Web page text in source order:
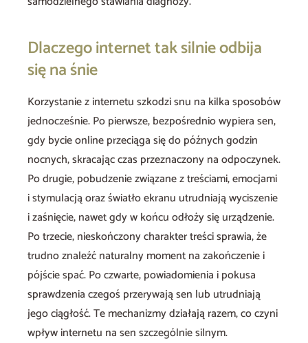
Dlaczego internet tak silnie odbija
się na śnie
Korzystanie z internetu szkodzi snu na kilka sposobów
jednocześnie. Po pierwsze, bezpośrednio wypiera sen,
gdy bycie online przeciąga się do późnych godzin
nocnych, skracając czas przeznaczony na odpoczynek.
Po drugie, pobudzenie związane z treściami, emocjami
i stymulacją oraz światło ekranu utrudniają wyciszenie
i zaśnięcie, nawet gdy w końcu odłoży się urządzenie.
Po trzecie, nieskończony charakter treści sprawia, że
trudno znaleźć naturalny moment na zakończenie i
pójście spać. Po czwarte, powiadomienia i pokusa
sprawdzenia czegoś przerywają sen lub utrudniają
jego ciągłość. Te mechanizmy działają razem, co czyni
wpływ internetu na sen szczególnie silnym.